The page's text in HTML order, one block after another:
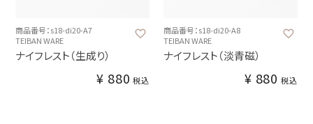
商品番号：s18-di20-A7
TEIBAN WARE
ナイフレスト（生成り）
¥ 880 税込
商品番号：s18-di20-A8
TEIBAN WARE
ナイフレスト（淡青磁）
¥ 880 税込